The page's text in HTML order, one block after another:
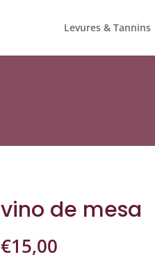
Levures & Tannins
vino de mesa
€15,00